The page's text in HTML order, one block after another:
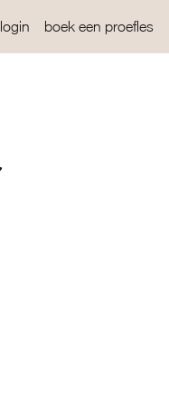
login boek een proefles